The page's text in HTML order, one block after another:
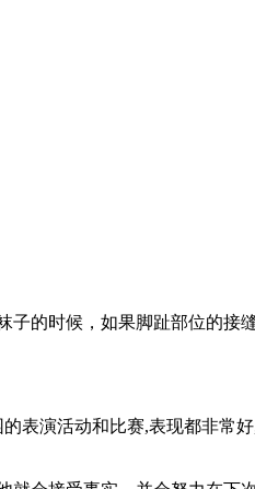
的时候，如果脚趾部位的
表演活动和比赛,表现都非